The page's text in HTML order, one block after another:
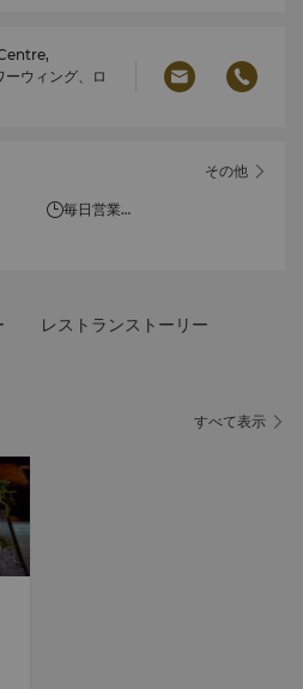
ウィング、ロ
その他
毎日営業
午後12時～午後2時30分
レストランストーリー
すべて表示